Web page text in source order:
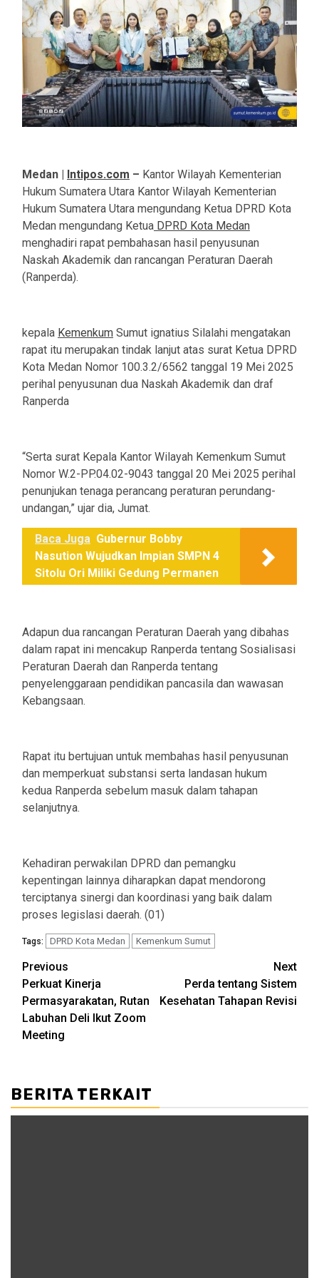
Medan | Intipos.com – Kantor Wilayah Kementerian
Hukum Sumatera Utara Kantor Wilayah Kementerian
Hukum Sumatera Utara mengundang Ketua DPRD Kota
Medan mengundang Ketua DPRD Kota Medan
menghadiri rapat pembahasan hasil penyusunan
Naskah Akademik dan rancangan Peraturan Daerah
(Ranperda).
kepala Kemenkum Sumut ignatius Silalahi mengatakan
rapat itu merupakan tindak lanjut atas surat Ketua DPRD
Kota Medan Nomor 100.3.2/6562 tanggal 19 Mei 2025
perihal penyusunan dua Naskah Akademik dan draf
Ranperda
“Serta surat Kepala Kantor Wilayah Kemenkum Sumut
Nomor W.2-PP.04.02-9043 tanggal 20 Mei 2025 perihal
penunjukan tenaga perancang peraturan perundang-
undangan,” ujar dia, Jumat.
Baca Juga Gubernur Bobby
Nasution Wujudkan Impian SMPN 4
Sitolu Ori Miliki Gedung Permanen
Adapun dua rancangan Peraturan Daerah yang dibahas
dalam rapat ini mencakup Ranperda tentang Sosialisasi
Peraturan Daerah dan Ranperda tentang
penyelenggaraan pendidikan pancasila dan wawasan
Kebangsaan.
Rapat itu bertujuan untuk membahas hasil penyusunan
dan memperkuat substansi serta landasan hukum
kedua Ranperda sebelum masuk dalam tahapan
selanjutnya.
Kehadiran perwakilan DPRD dan pemangku
kepentingan lainnya diharapkan dapat mendorong
terciptanya sinergi dan koordinasi yang baik dalam
proses legislasi daerah. (01)
Tags: DPRD Kota Medan Kemenkum Sumut
Post
navigation
Previous
Perkuat Kinerja
Permasyarakatan, Rutan
Labuhan Deli Ikut Zoom
Meeting
Next
Perda tentang Sistem
Kesehatan Tahapan Revisi
BERITA TERKAIT